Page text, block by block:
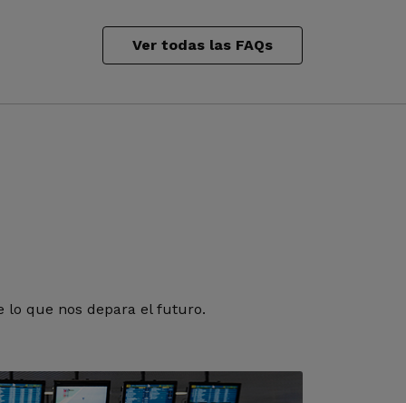
Ver todas las FAQs
lo que nos depara el futuro.